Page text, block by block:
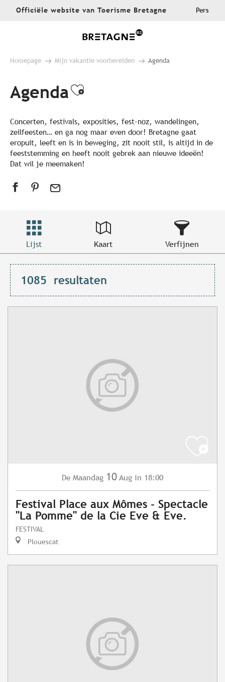
AllerOfficiële website van Toerisme Bretagne Pers
Homepage Mijn vakantie voorbereiden Agenda
AgendaAjouter aux favoris
Concerten, festivals, exposities, fest-noz, wandelingen,
zeilfeesten… en ga nog maar even door! Bretagne gaat
eropuit, leeft en is in beweging, zit nooit stil, is altijd in de
feeststemming en heeft nooit gebrek aan nieuwe ideeën!
Dat wil je meemaken!
Lijst Kaart Verfijnen
1085 resultaten
De Maandag 10 Aug in 18:00
Festival Place aux Mômes - Spectacle
"La Pomme" de la Cie Eve & Eve.
FESTIVAL
Plouescat